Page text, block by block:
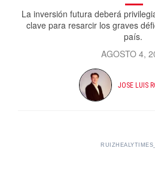
La inversión futura deberá
clave para resarcir los graves
país.
AGOSTO 4,
JOSE LUIS